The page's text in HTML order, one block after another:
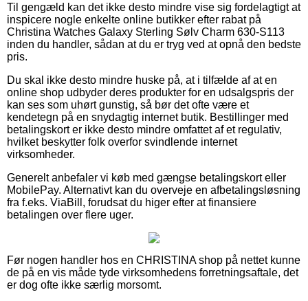
Til gengæld kan det ikke desto mindre vise sig fordelagtigt at
inspicere nogle enkelte online butikker efter rabat på
Christina Watches Galaxy Sterling Sølv Charm 630-S113
inden du handler, sådan at du er tryg ved at opnå den bedste
pris.
Du skal ikke desto mindre huske på, at i tilfælde af at en
online shop udbyder deres produkter for en udsalgspris der
kan ses som uhørt gunstig, så bør det ofte være et
kendetegn på en snydagtig internet butik. Bestillinger med
betalingskort er ikke desto mindre omfattet af et regulativ,
hvilket beskytter folk overfor svindlende internet
virksomheder.
Generelt anbefaler vi køb med gængse betalingskort eller
MobilePay. Alternativt kan du overveje en afbetalingsløsning
fra f.eks. ViaBill, forudsat du higer efter at finansiere
betalingen over flere uger.
Før nogen handler hos en CHRISTINA shop på nettet kunne
de på en vis måde tyde virksomhedens forretningsaftale, det
er dog ofte ikke særlig morsomt.